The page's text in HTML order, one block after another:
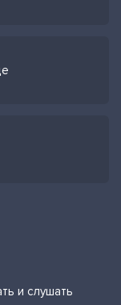
и слушать